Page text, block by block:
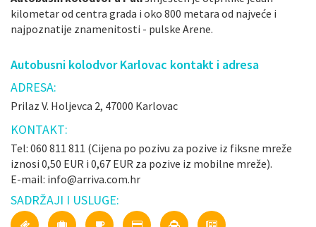
kilometar od centra grada i oko 800 metara od najveće i
najpoznatije znamenitosti - pulske Arene.
Autobusni kolodvor Karlovac kontakt i adresa
ADRESA:
Prilaz V. Holjevca 2, 47000 Karlovac
KONTAKT:
Tel: 060 811 811 (Cijena po pozivu za pozive iz fiksne mreže
iznosi 0,50 EUR i 0,67 EUR za pozive iz mobilne mreže).
E-mail: info@arriva.com.hr
SADRŽAJI I USLUGE: